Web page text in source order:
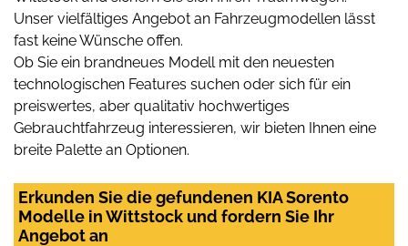
Unser vielfältiges Angebot an Fahrzeugmodellen lässt
fast keine Wünsche offen.
Ob Sie ein brandneues Modell mit den neuesten
technologischen Features suchen oder sich für ein
preiswertes, aber qualitativ hochwertiges
Gebrauchtfahrzeug interessieren, wir bieten Ihnen eine
breite Palette an Optionen.
Erkunden Sie die gefundenen KIA Sorento
Modelle in Wittstock und fordern Sie Ihr
Angebot an